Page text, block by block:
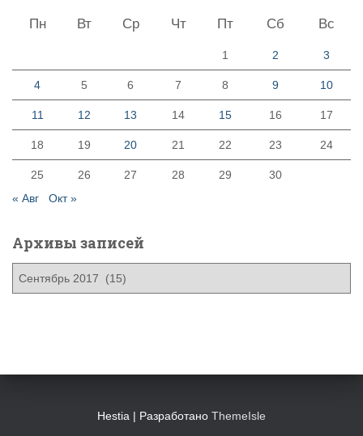
Пн Вт Ср Чт Пт Сб Вс
1 2 3
4 5 6 7 8 9 10
11 12 13 14 15 16 17
18 19 20 21 22 23 24
25 26 27 28 29
30
« Авг
Окт »
Архивы записей
з
Hestia | Разработано ThemeIsle